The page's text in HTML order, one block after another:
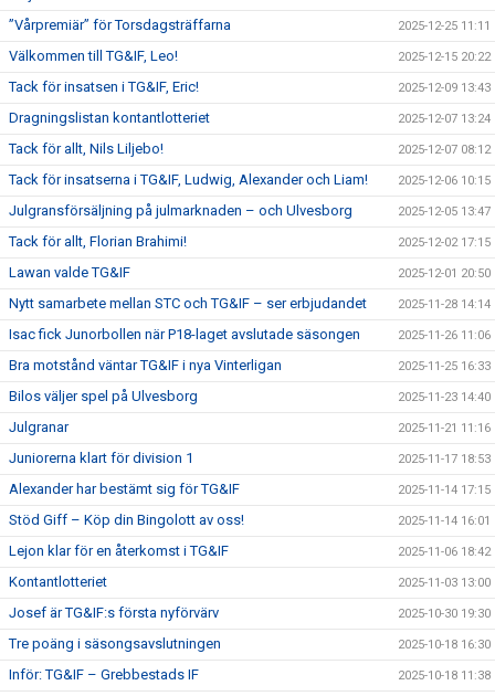
”Vårpremiär” för Torsdagsträffarna 2025-12-25 11:11
Välkommen till TG&IF, Leo! 2025-12-15 20:22
Tack för insatsen i TG&IF, Eric! 2025-12-09 13:43
Dragningslistan kontantlotteriet 2025-12-07 13:24
Tack för allt, Nils Liljebo! 2025-12-07 08:12
Tack för insatserna i TG&IF, Ludwig, Alexander och Liam! 2025-12-06 10:15
Julgransförsäljning på julmarknaden – och Ulvesborg 2025-12-05 13:47
Tack för allt, Florian Brahimi! 2025-12-02 17:15
Lawan valde TG&IF 2025-12-01 20:50
Nytt samarbete mellan STC och TG&IF – ser erbjudandet 2025-11-28 14:14
Isac fick Junorbollen när P18-laget avslutade säsongen 2025-11-26 11:06
Bra motstånd väntar TG&IF i nya Vinterligan 2025-11-25 16:33
Bilos väljer spel på Ulvesborg 2025-11-23 14:40
Julgranar 2025-11-21 11:16
Juniorerna klart för division 1 2025-11-17 18:53
Alexander har bestämt sig för TG&IF 2025-11-14 17:15
Stöd Giff – Köp din Bingolott av oss! 2025-11-14 16:01
Lejon klar för en återkomst i TG&IF 2025-11-06 18:42
Kontantlotteriet 2025-11-03 13:00
Josef är TG&IF:s första nyförvärv 2025-10-30 19:30
Tre poäng i säsongsavslutningen 2025-10-18 16:30
Inför: TG&IF – Grebbestads IF 2025-10-18 11:38